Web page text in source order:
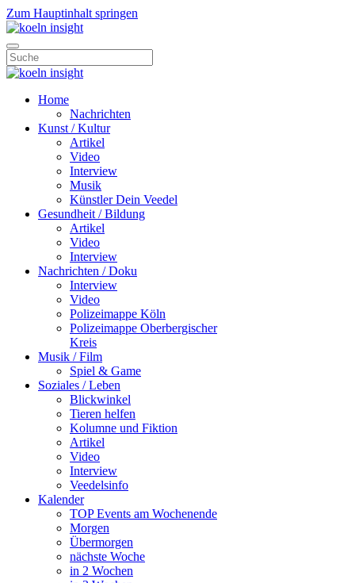
Zum Hauptinhalt springen
Home
Nachrichten
Kunst / Kultur
Artikel
Video
Interview
Musik
Künstler Dein Veedel
Gesundheit / Bildung
Artikel
Video
Interview
Nachrichten / Doku
Interview
Video
Polizeimappe Köln
Polizeimappe Oberbergischer
Kreis
Musik / Film
Spiel & Game
Soziales / Leben
Blickwinkel
Tieren helfen
Kolumne und Fiktion
Artikel
Video
Interview
Veedelsinfo
Kalender
TOP Events am Wochenende
Morgen
Übermorgen
nächste Woche
in 2 Wochen